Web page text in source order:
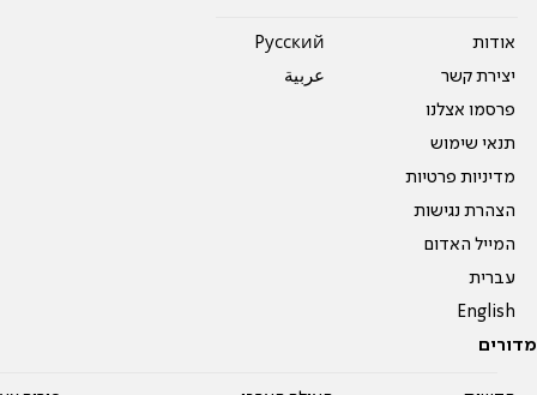
אודות
יצירת קשר
פרסמו אצלנו
תנאי שימוש
מדיניות פרטיות
הצהרת נגישות
המייל האדום
עברית
English
Pусский
عربية
מדורים